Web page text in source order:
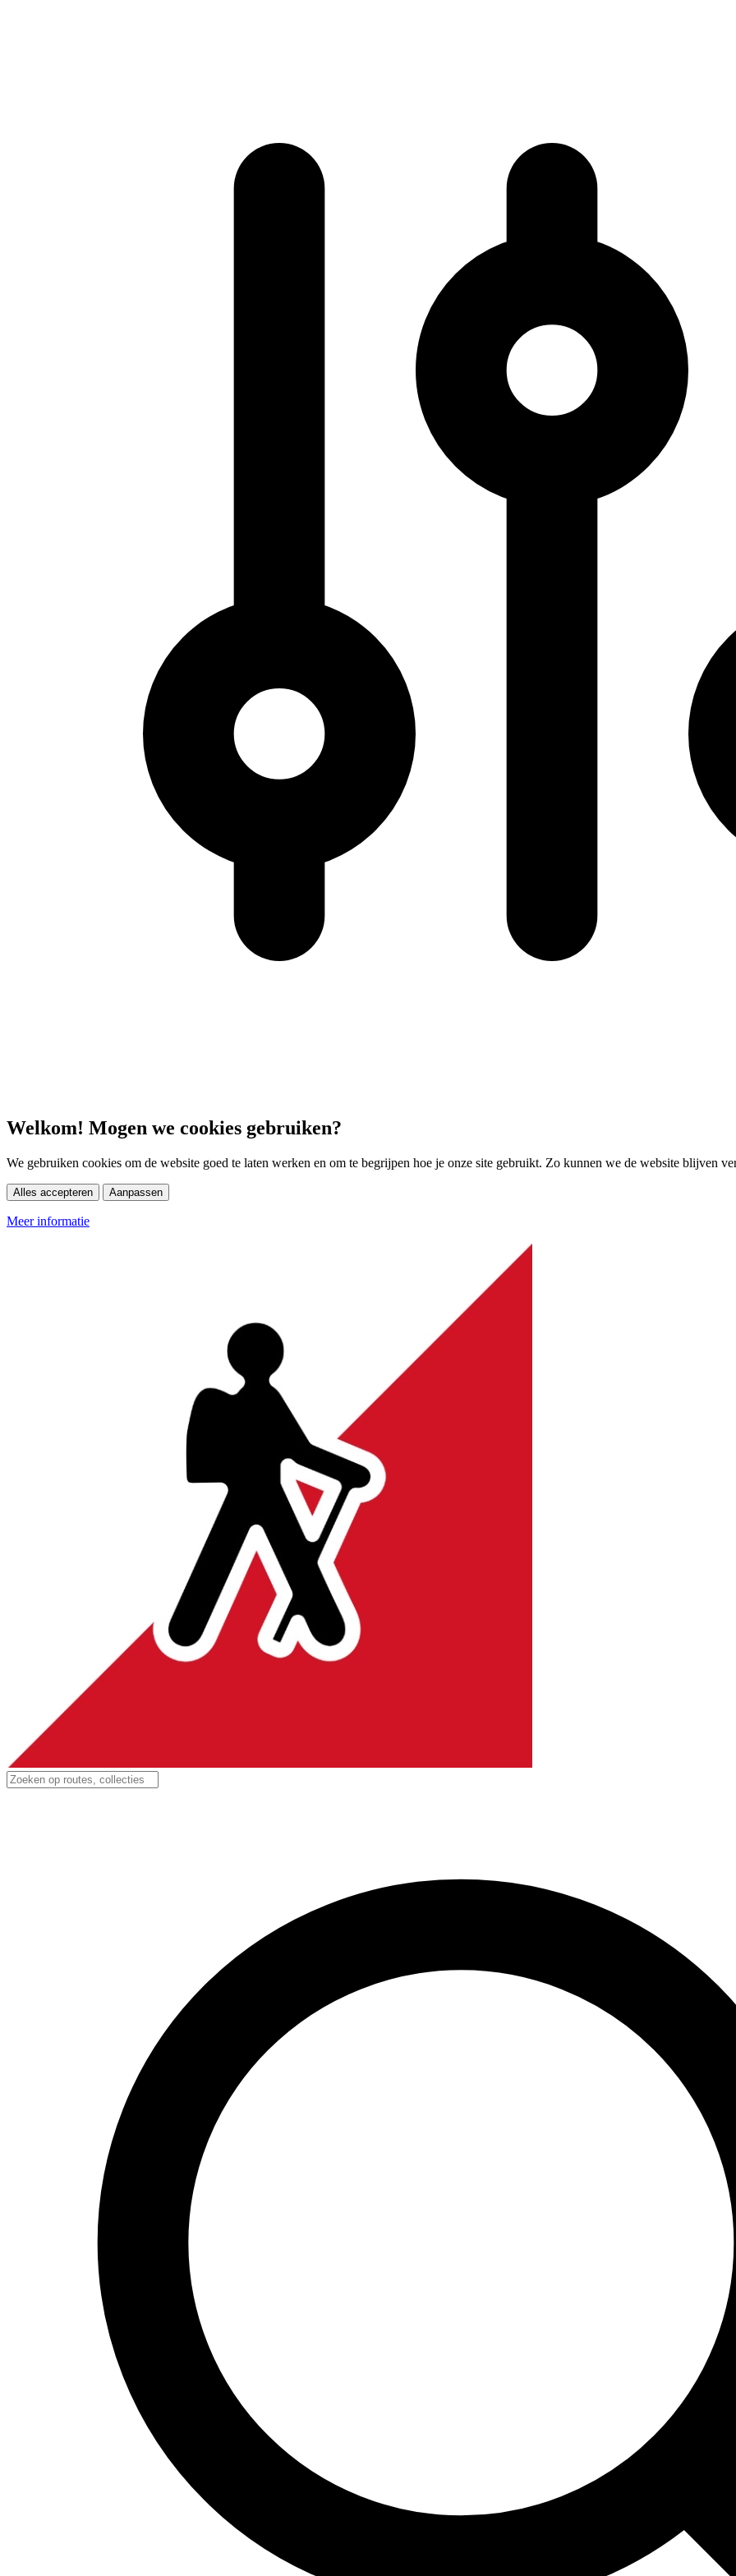
Welkom! Mogen we cookies gebruiken?
We gebruiken cookies om de website goed te laten werken en om te begrijpen hoe je onze site gebruikt. Zo kunnen we de website blijven
Alles accepteren Aanpassen
Meer informatie